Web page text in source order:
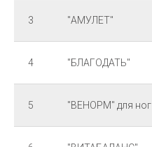
3 "АМУЛЕТ"
4 "БЛАГОДАТЬ"
5 "ВЕНОРМ" для ног